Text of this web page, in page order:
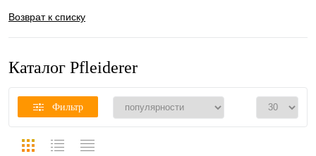
Возврат к списку
Каталог Pfleiderer
Фильтр